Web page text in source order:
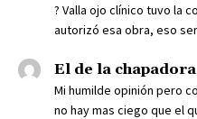
? Valla ojo clínico tuvo la
autorizó esa obra, eso
El de la chapadora
Mi humilde opinión pero
no hay mas ciego que el